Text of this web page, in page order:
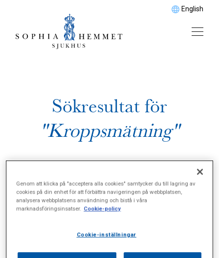
English
Sökresultat för
"Kroppsmätning"
Genom att klicka på "acceptera alla cookies" samtycker du till lagring av
cookies på din enhet för att förbättra navigeringen på webbplatsen,
analysera webbplatsens användning och bistå i våra
marknadsföringsinsatser. Cookie-policy
Cookie-inställningar